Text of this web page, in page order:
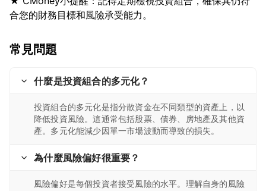
常見問題
什麼是投資組合的多元化？
投資組合的多元化是指分散資金在不同類型的資產上，以
降低投資風險。這通常包括股票、債券、房地產及其他資
產。多元化能減少因單一市場波動而導致的損失。
為什麼風險偏好很重要？
風險偏好是每個投資者接受風險的水平。理解自身的風險